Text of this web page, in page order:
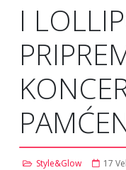
I
Style&Glow 17